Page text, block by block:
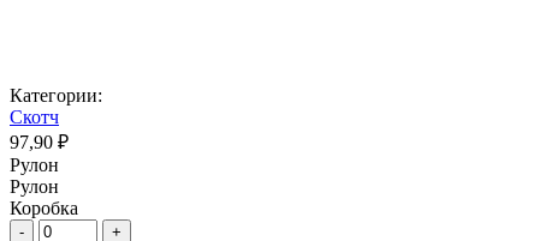
Категории:
Скотч
97,90 ₽
Рулон
Рулон
Коробка